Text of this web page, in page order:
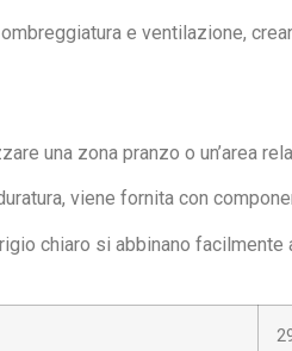
e ventilazione,
una zona pranzo o un’area
viene fornita con
chiaro si abbinano